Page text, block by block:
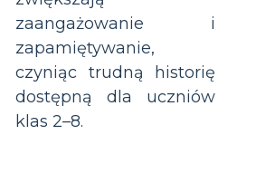
zaangażowanie i
zapamiętywanie,
czyniąc trudną historię
dostępną dla uczniów
klas 2–8.